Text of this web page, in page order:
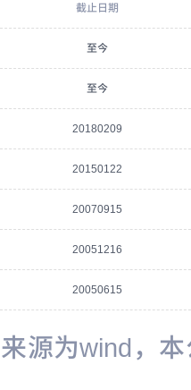
截止日期
至今
至今
20180209
20150122
20070915
20051216
20050615
源为wind，